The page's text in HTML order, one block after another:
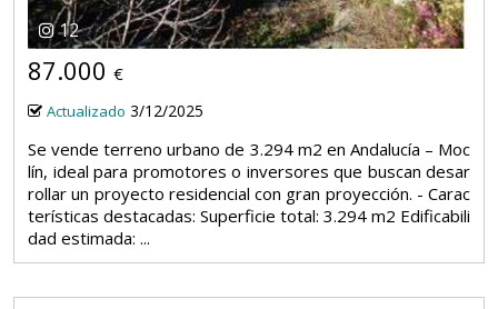
12
87.000 €
Actualizado 3/12/2025
Se vende terreno urbano de 3.294 m2 en Andalucía – Moc
lín, ideal para promotores o inversores que buscan desar
rollar un proyecto residencial con gran proyección. - Carac
terísticas destacadas: Superficie total: 3.294 m2 Edificabili
dad estimada: ...